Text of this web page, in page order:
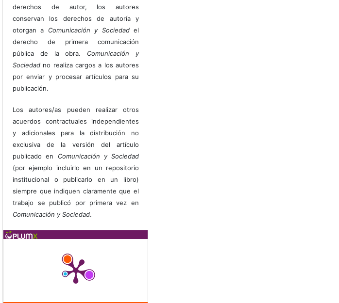
derechos de autor, los autores
conservan los derechos de autoría y
otorgan a Comunicación y Sociedadel
derecho de primera comunicación
pública de la obra. Comunicación y
Sociedad no realiza cargos a los autores
por enviar y procesar artículos para su
publicación.
Los autores/as pueden realizar otros
acuerdos contractuales independientes
y adicionales para la distribución no
exclusiva de la versión del artículo
publicado en Comunicación y Sociedad
(por ejemplo incluirlo en un repositorio
institucional o publicarlo en un libro)
siempre que indiquen claramente que el
trabajo se publicó por primera vez en
Comunicación y Sociedad.